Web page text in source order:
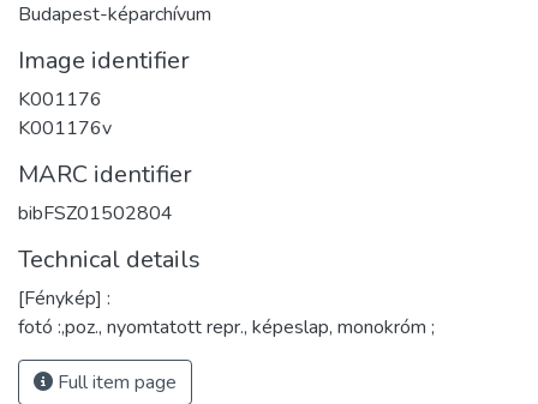
Budapest-képarchívum
Image identifier
K001176
K001176v
MARC identifier
bibFSZ01502804
Technical details
[Fénykép] :
fotó :,poz., nyomtatott repr., képeslap, monokróm ;
Full item page